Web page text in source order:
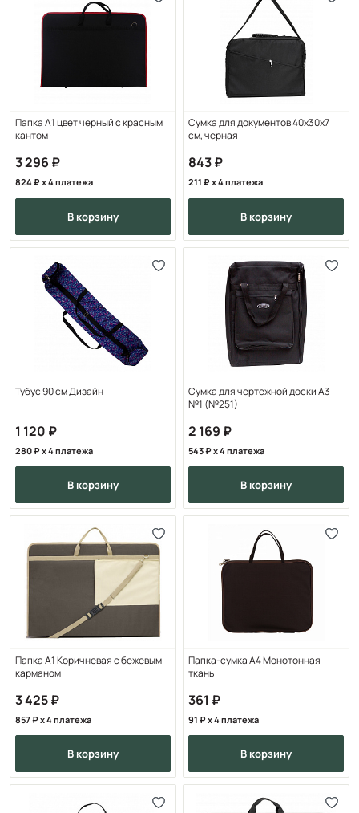
Папка А1 цвет черный с красным
кантом
3 296
824 x 4 платежа
в корзину
Сумка для документов 40х30х7
см, черная
843
211 x 4 платежа
в корзину
Тубус 90 см Дизайн
1 120
280 x 4 платежа
в корзину
Сумка для чертежной доски А3
№1 (№251)
2 169
543 x 4 платежа
в корзину
Папка А1 Коричневая с бежевым
карманом
3 425
857 x 4 платежа
в корзину
Папка-сумка А4 Монотонная
ткань
361
91 x 4 платежа
в корзину